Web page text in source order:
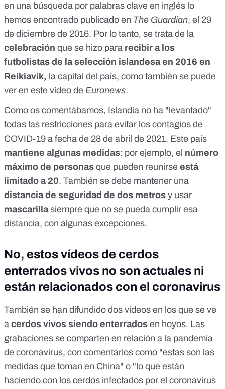
en una búsqueda por palabras clave en inglés lo
hemos encontrado publicado en The Guardian, el 29
de diciembre de 2016. Por lo tanto, se trata de la
celebración que se hizo para recibir a los
futbolistas de la selección islandesa en 2016 en
Reikiavik, la capital del país, como también se puede
ver en este vídeo de Euronews.
Como os comentábamos, Islandia no ha "levantado"
todas las restricciones para evitar los contagios de
COVID-19 a fecha de 28 de abril de 2021. Este país
mantiene algunas medidas: por ejemplo, el número
máximo de personas que pueden reunirse está
limitado a 20. También se debe mantener una
distancia de seguridad de dos metros y usar
mascarillasiempre que no se pueda cumplir esa
distancia, con algunas excepciones.
No, estos vídeos de cerdos
enterrados vivos no son actuales ni
están relacionados con el coronavirus
También se han difundido dos vídeos en los que se ve
a cerdos vivos siendo enterrados en hoyos. Las
grabaciones se comparten en relación a la pandemia
de coronavirus, con comentarios como "estas son las
medidas que toman en China" o "lo que están
haciendo con los cerdos infectados por el coronavirus